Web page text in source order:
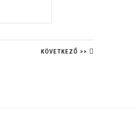
KÖVETKEZŐ >>